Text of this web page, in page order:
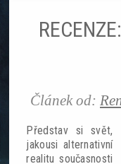
Horor
Hry
Článek od:
Představ si svět,
jakousi alternativní
realitu současnosti